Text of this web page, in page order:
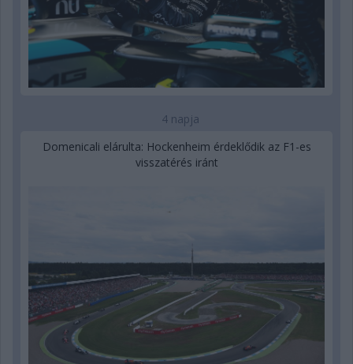
4 napja
Domenicali elárulta: Hockenheim érdeklődik az F1-es
visszatérés iránt